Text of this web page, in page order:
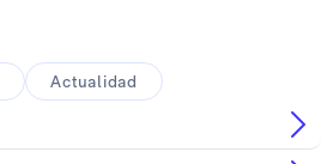
Actualidad